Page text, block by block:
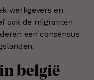
werkgevers en
ook de migranten
een consensus
belgië